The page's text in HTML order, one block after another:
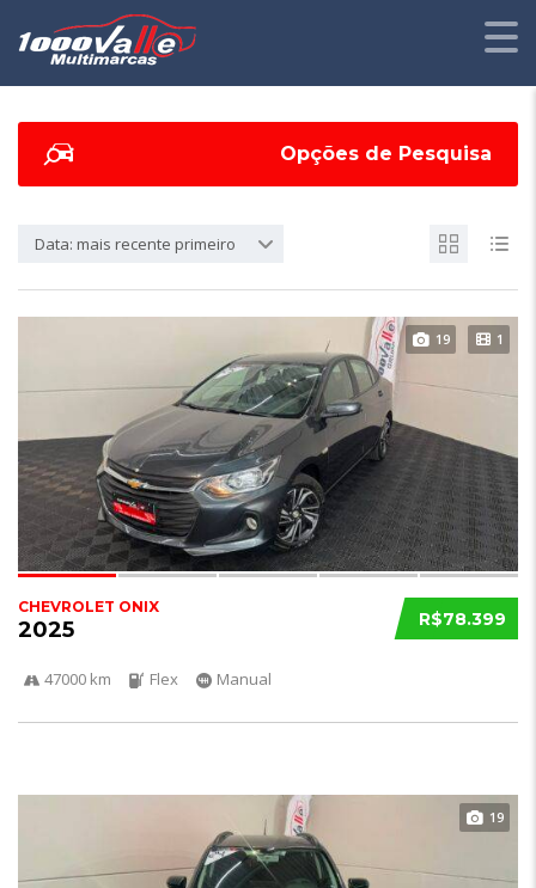
Opções de Pesquisa
Data: mais recente primeiro
19 1
R$78.399
CHEVROLET ONIX
2025
47000 km Flex Manual
19